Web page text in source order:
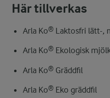
Här tillverkas
Arla Ko® Laktosfri lätt-,
Arla Ko® Ekologisk
Arla Ko® Gräddfil
Arla Ko® Eko gräddfil